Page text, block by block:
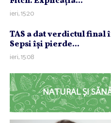
ieri, 15:20
TAS a dat verdictul final
Sepsi îşi pierde...
ieri, 15:08
NATURAL ȘI